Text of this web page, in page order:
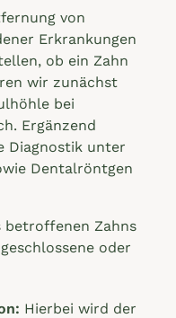
von
Erkrankungen
ob ein Zahn
wir zunächst
bei
Ergänzend
Diagnostik unter
Dentalröntgen
betroffenen Zahns
oder
Hierbei wird der